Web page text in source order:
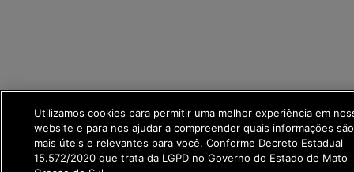
Utilizamos cookies para permitir uma melhor experiência em
website e para nos ajudar a compreender quais informações são
mais úteis e relevantes para você. Conforme Decreto Estadual
15.572/2020 que trata da LGPD no Governo do Estado de Mato